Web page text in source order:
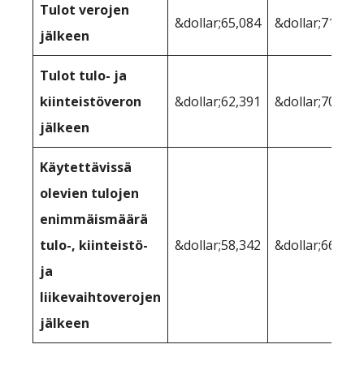
Tulot verojen
jälkeen
&dollar;65,084 &dollar;71,377
Tulot tulo- ja
kiinteistöveron
jälkeen
&dollar;62,391 &dollar;70,645
Käytettävissä
olevien tulojen
enimmäismäärä
tulo-, kiinteistö-
ja
liikevaihtoverojen
jälkeen
&dollar;58,342 &dollar;66,321